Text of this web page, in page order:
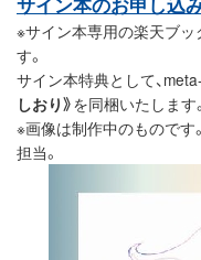
※サイン本専用の楽天ブ
す。
サイン本特典として、
しおり》を同梱いたします。
※画像は制作中のものです。
担当。